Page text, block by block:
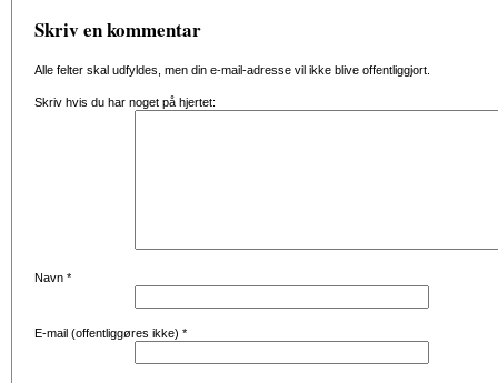
Skriv en kommentar
Alle felter skal udfyldes, men din e-mail-adresse vil ikke blive offentliggjort.
Skriv hvis du har noget på hjertet:
Navn *
E-mail (offentliggøres ikke) *